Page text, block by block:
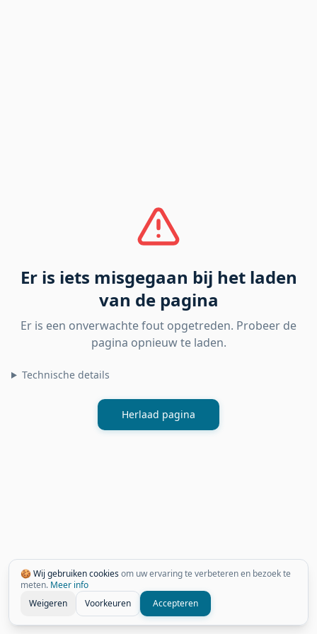
🍪 Wij gebruiken cookiesom uw ervaring te verbeteren en bezoek te
meten. Meer info
Weigeren
Voorkeuren Accepteren
Er is iets misgegaan bij het laden
van de pagina
Er is een onverwachte fout opgetreden. Probeer de
pagina opnieuw te laden.
Technische details
Herlaad pagina